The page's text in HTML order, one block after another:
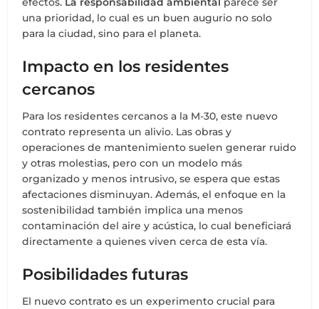
una prioridad, lo cual es un buen augurio no solo
para la ciudad, sino para el planeta.
Impacto en los residentes
cercanos
Para los residentes cercanos a la M-30, este nuevo
contrato representa un alivio. Las obras y
operaciones de mantenimiento suelen generar ruido
y otras molestias, pero con un modelo más
organizado y menos intrusivo, se espera que estas
afectaciones disminuyan. Además, el enfoque en la
sostenibilidad también implica una menos
contaminación del aire y acústica, lo cual beneficiará
directamente a quienes viven cerca de esta vía.
Posibilidades futuras
El nuevo contrato es un experimento crucial para